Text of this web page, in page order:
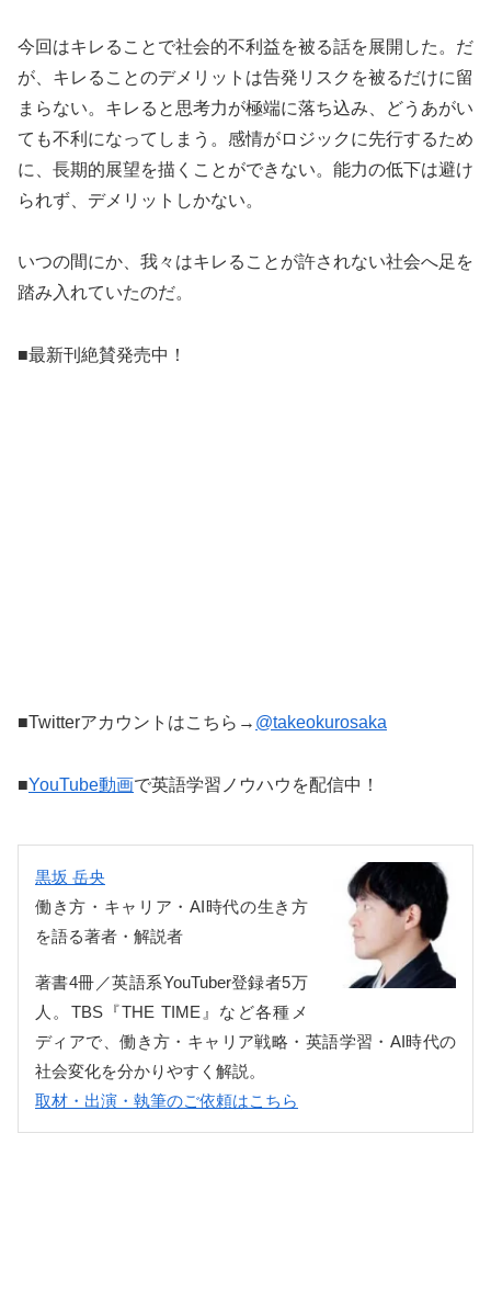
今回はキレることで社会的不利益を被る話を展開した。だ
が、キレることのデメリットは告発リスクを被るだけに留
まらない。キレると思考力が極端に落ち込み、どうあがい
ても不利になってしまう。感情がロジックに先行するため
に、長期的展望を描くことができない。能力の低下は避け
られず、デメリットしかない。
いつの間にか、我々はキレることが許されない社会へ足を
踏み入れていたのだ。
■最新刊絶賛発売中！
■Twitterアカウントはこちら→ @takeokurosaka
■YouTube動画で英語学習ノウハウを配信中！
黒坂 岳央
働き方・キャリア・AI時代の生き方
を語る著者・解説者
著書4冊／英語系YouTuber登録者5万
人。TBS『THE TIME』など各種メ
ディアで、働き方・キャリア戦略・英語学習・AI時代の
社会変化を分かりやすく解説。
取材・出演・執筆のご依頼はこちら